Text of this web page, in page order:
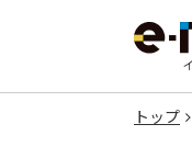
トップ